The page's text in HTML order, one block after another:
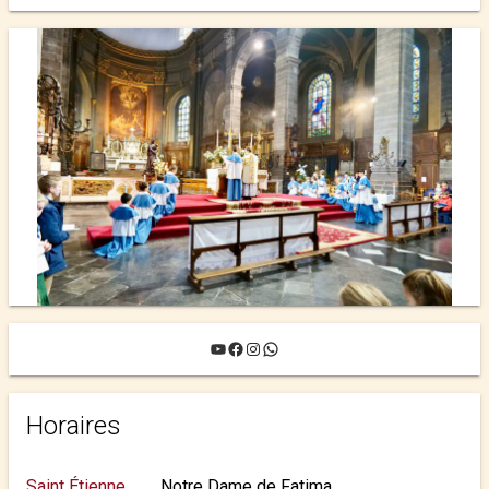
YouTube
Facebook
Instagram
WhatsApp
Horaires